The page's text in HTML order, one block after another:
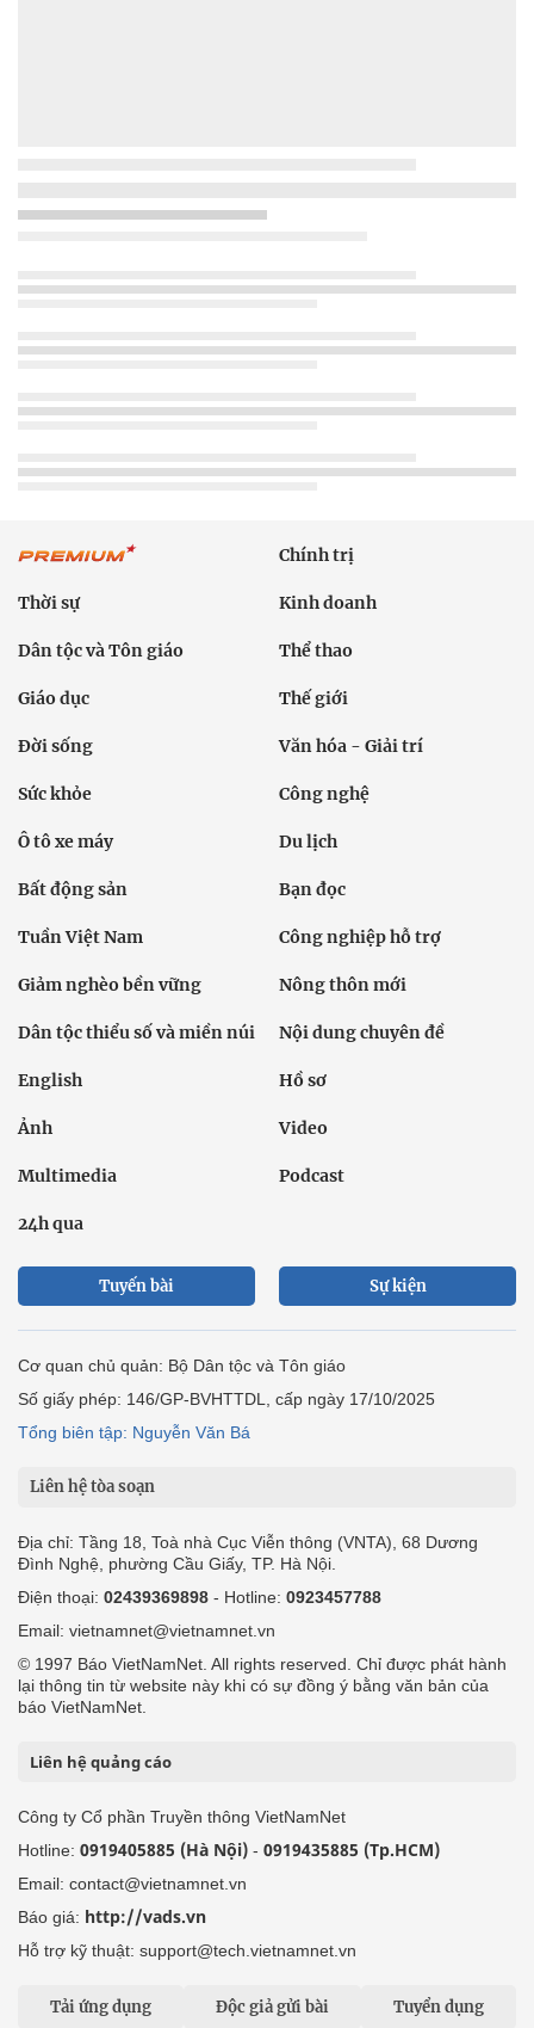
Chính trị
Thời sự Kinh doanh
Dân tộc và Tôn giáo Thể thao
Giáo dục Thế giới
Đời sống Văn hóa - Giải trí
Sức khỏe Công nghệ
Ô tô xe máy Du lịch
Bất động sản Bạn đọc
Tuần Việt Nam Công nghiệp hỗ trợ
Giảm nghèo bền vững Nông thôn mới
Dân tộc thiểu số và miền núi Nội dung chuyên đề
English Hồ sơ
Ảnh Video
Multimedia Podcast
24h qua
Tuyến bài Sự kiện
Cơ quan chủ quản: Bộ Dân tộc và Tôn giáo
Số giấy phép: 146/GP-BVHTTDL, cấp ngày 17/10/2025
Tổng biên tập: Nguyễn Văn Bá
Liên hệ tòa soạn
Địa chỉ: Tầng 18, Toà nhà Cục Viễn thông (VNTA), 68 Dương
Đình Nghệ, phường Cầu Giấy, TP. Hà Nội.
Điện thoại: 02439369898 - Hotline: 0923457788
Email: vietnamnet@vietnamnet.vn
© 1997 Báo VietNamNet. All rights reserved. Chỉ được phát hành
lại thông tin từ website này khi có sự đồng ý bằng văn bản của
báo VietNamNet.
Liên hệ quảng cáo
Công ty Cổ phần Truyền thông VietNamNet
Hotline: 0919405885 (Hà Nội) - 0919435885 (Tp.HCM)
Email: contact@vietnamnet.vn
Báo giá: http://vads.vn
Hỗ trợ kỹ thuật: support@tech.vietnamnet.vn
Tải ứng dụng Độc giả gửi bài Tuyển dụng